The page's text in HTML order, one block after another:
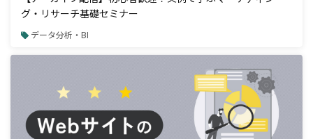
グ・リサーチ基礎セミナー
データ分析・BI